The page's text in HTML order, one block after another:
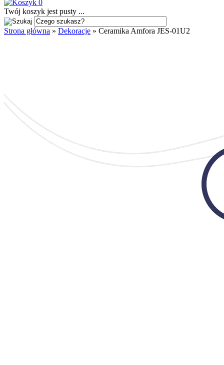
0
Twój koszyk jest pusty ...
Strona główna » Dekoracje » Ceramika Amfora JES-01U2